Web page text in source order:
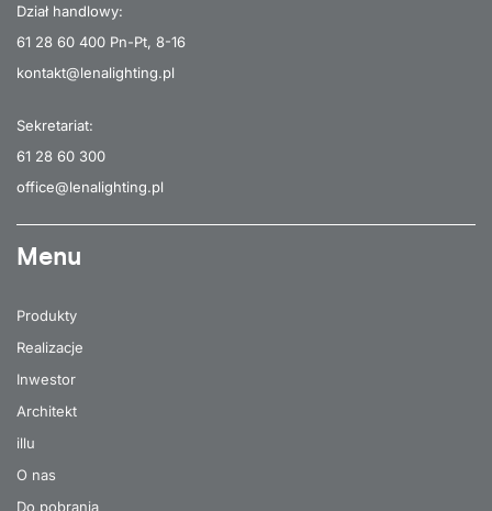
Dział handlowy:
61 28 60 400 Pn-Pt, 8-16
kontakt@lenalighting.pl
Sekretariat:
61 28 60 300
office@lenalighting.pl
Menu
Produkty
Realizacje
Inwestor
Architekt
illu
O nas
Do pobrania